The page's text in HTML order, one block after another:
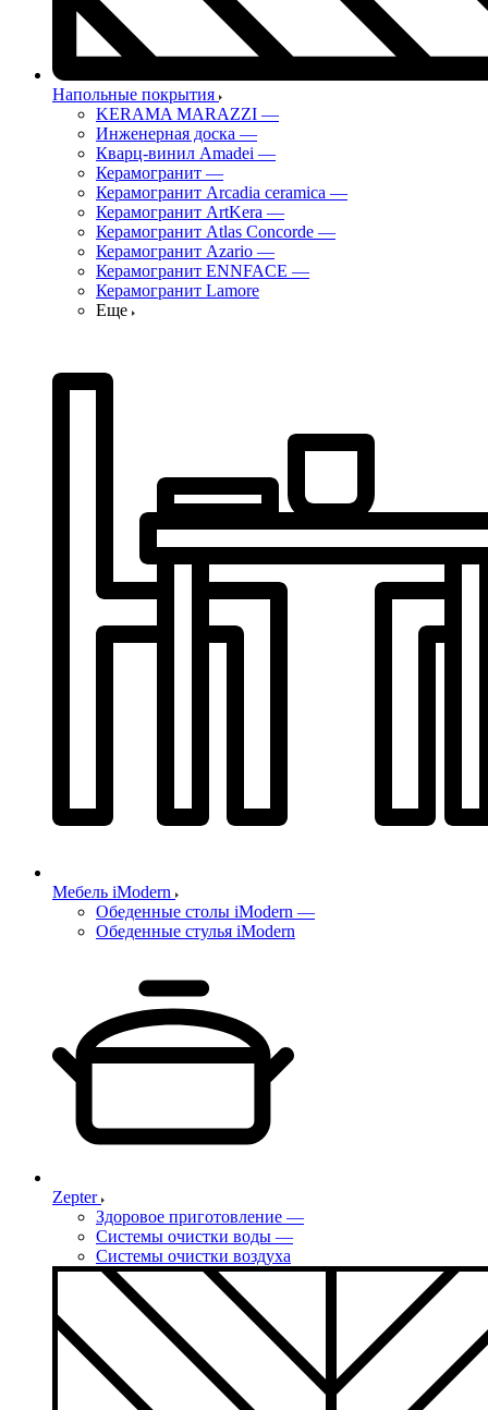
Напольные покрытия
KERAMA MARAZZI —
Инженерная доска —
Кварц-винил Amadei —
Керамогранит —
Керамогранит Arcadia ceramica —
Керамогранит ArtKera —
Керамогранит Atlas Concorde —
Керамогранит Azario —
Керамогранит ENNFACE —
Керамогранит Lamore
Еще
Мебель iModern
Обеденные столы iModern —
Обеденные стулья iModern
Zepter
Здоровое приготовление —
Системы очистки воды —
Системы очистки воздуха